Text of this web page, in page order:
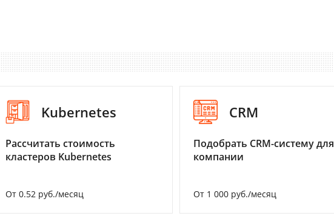
Kubernetes
Рассчитать стоимость
кластеров Kubernetes
От 0.52 руб./месяц
CRM
Подобрать CRM-систему для
компании
От 1 000 руб./месяц